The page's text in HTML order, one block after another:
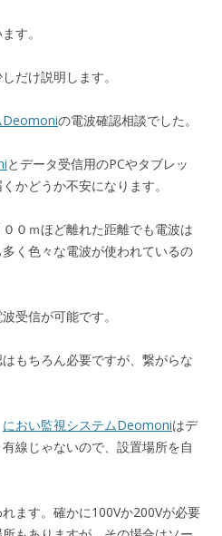
す。
だけ説明します。
Deomoniの電波確認相談でした。
とデータ受信用のPCやタブレッ
かどうか不安になります。
０ｍほど離れた距離でも電波は
く色々な電波が使われているの
受信が可能です。
もちろん必要ですが、繋がらな
におい監視システムDeomoniはデ
線じゃないので、設置場所を自
ます。確かに100Vか200Vが必要